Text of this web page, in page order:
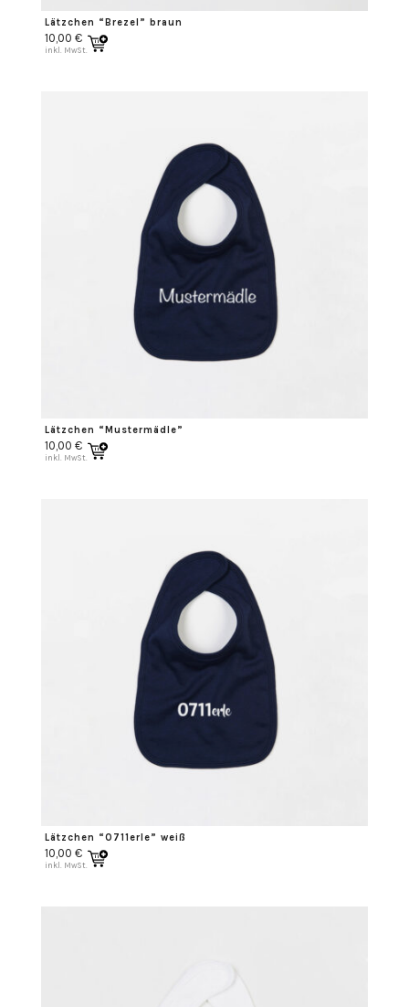
Lätzchen “Brezel” braun
10,00 €
inkl. MwSt.
Lätzchen “Mustermädle”
10,00 €
inkl. MwSt.
Lätzchen “0711erle” weiß
10,00 €
inkl. MwSt.